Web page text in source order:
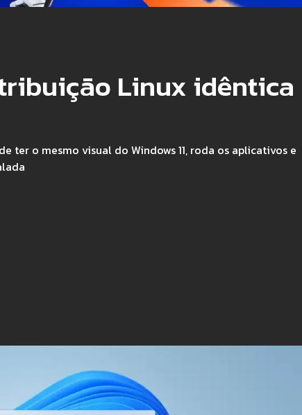
Linux idêntica
ter o mesmo visual do Windows 11, roda os aplicativos e